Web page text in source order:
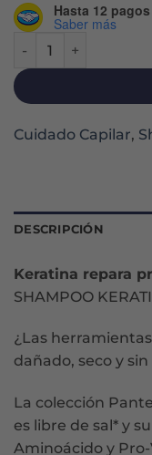
Hasta 12
Saber más
Cuidado Capilar,
DESCRIPCIÓN
Keratina repara
SHAMPOO
¿Las
dañado, seco y sin
La colección
es libre de sal* y
Aminoácido y